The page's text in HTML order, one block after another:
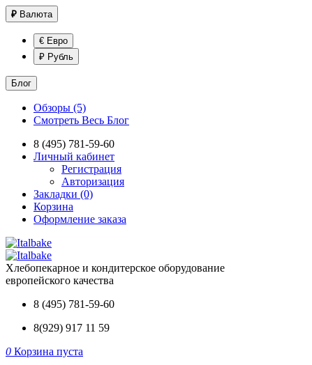
₽ Валюта
€ Евро
₽ Рубль
Блог
Обзоры (5)
Смотреть Весь Блог
8 (495) 781-59-60
Личный кабинет
Регистрация
Авторизация
Закладки (0)
Корзина
Оформление заказа
Хлебопекарное и кондитерское оборудование
европейского качества
8 (495) 781-59-60
8(929) 917 11 59
0 Корзина пуста